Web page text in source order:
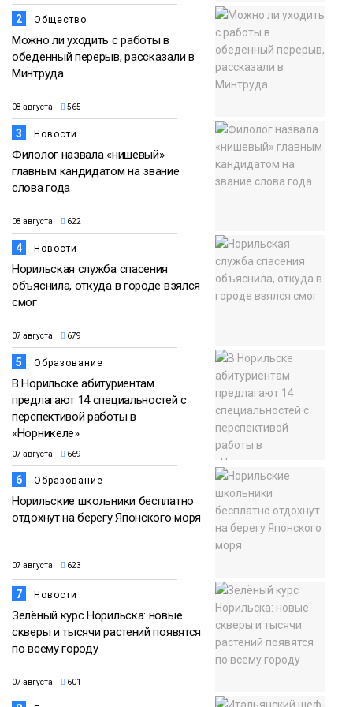
2 Общество
Можно ли уходить с работы в
обеденный перерыв, рассказали в
Минтруда
08 августа 565
3 Новости
Филолог назвала «нишевый»
главным кандидатом на звание
слова года
08 августа 622
4 Новости
Норильская служба спасения
объяснила, откуда в городе взялся
смог
07 августа 679
5 Образование
В Норильске абитуриентам
предлагают 14 специальностей с
перспективой работы в
«Норникеле»
07 августа 669
6 Образование
Норильские школьники бесплатно
отдохнут на берегу Японского моря
07 августа 623
7 Новости
Зелёный курс Норильска: новые
скверы и тысячи растений появятся
по всему городу
07 августа 601